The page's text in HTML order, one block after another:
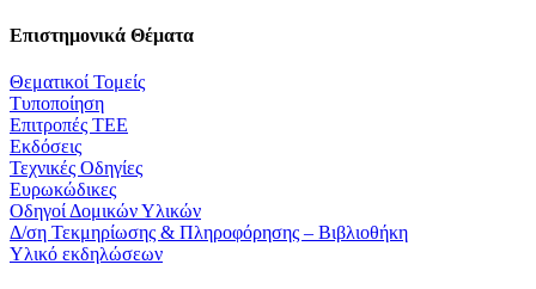
Επιστημονικά Θέματα
Θεματικοί Τομείς
Τυποποίηση
Επιτροπές ΤΕΕ
Εκδόσεις
Τεχνικές Οδηγίες
Ευρωκώδικες
Οδηγοί Δομικών Υλικών
Δ/ση Τεκμηρίωσης & Πληροφόρησης – Βιβλιοθήκη
Υλικό εκδηλώσεων